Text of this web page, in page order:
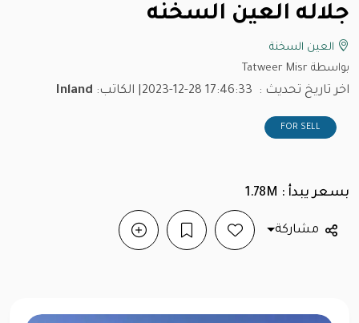
جلاله العين السخنه
العين السخنة
بواسطة Tatweer Misr
اخر تاريخ تحديث : 2023-12-28 17:46:33 | الكاتب: Inland
FOR SELL
بسعر يبدأ : 1.78M
مشاركة